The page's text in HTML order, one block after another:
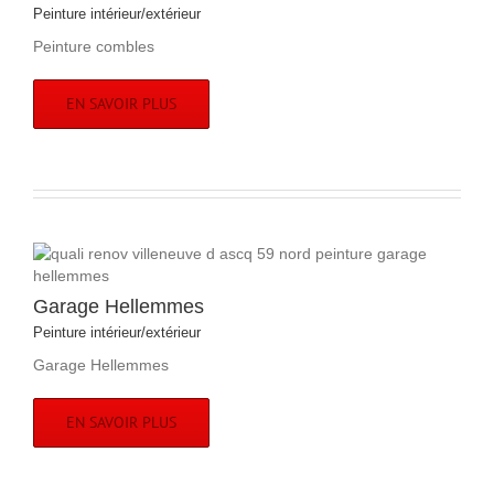
Peinture intérieur/extérieur
Peinture combles
EN SAVOIR PLUS
Garage Hellemmes
Peinture intérieur/extérieur
Garage Hellemmes
EN SAVOIR PLUS